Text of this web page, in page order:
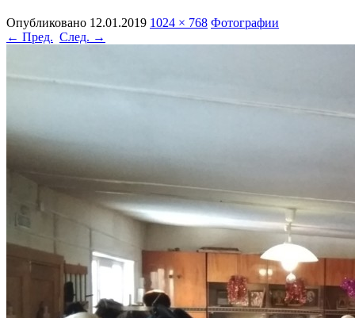
Опубликовано 12.01.2019 1024 × 768 Фотографии
← Пред. След. →